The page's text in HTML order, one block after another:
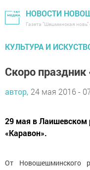
НОВОСТИ
Газета "Шешминская
КУЛЬТУРА И
Скоро праздник
автор, 24 мая 2016 -
29 мая в Лаишевском
«Каравон».
От Новошешминского